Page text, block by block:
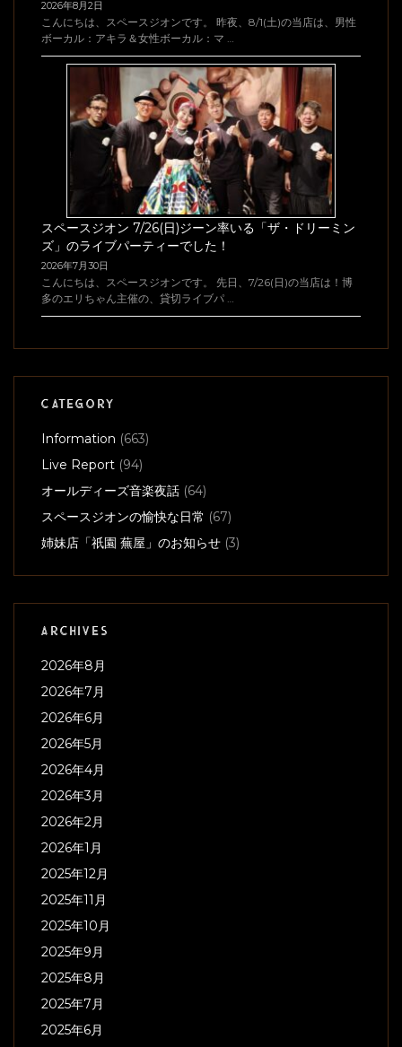
2026年8月2日
こんにちは、スペースジオンです。 昨夜、8/1(土)の当店は、男性
ボーカル：アキラ＆女性ボーカル：マ …
スペースジオン 7/26(日)ジーン率いる「ザ・ドリーミン
ズ」のライブパーティーでした！
2026年7月30日
こんにちは、スペースジオンです。 先日、7/26(日)の当店は！博
多のエリちゃん主催の、貸切ライブパ …
CATEGORY
Information (663)
Live Report (94)
オールディーズ音楽夜話 (64)
スペースジオンの愉快な日常 (67)
姉妹店「祇園 蕪屋」のお知らせ (3)
ARCHIVES
2026年8月
2026年7月
2026年6月
2026年5月
2026年4月
2026年3月
2026年2月
2026年1月
2025年12月
2025年11月
2025年10月
2025年9月
2025年8月
2025年7月
2025年6月